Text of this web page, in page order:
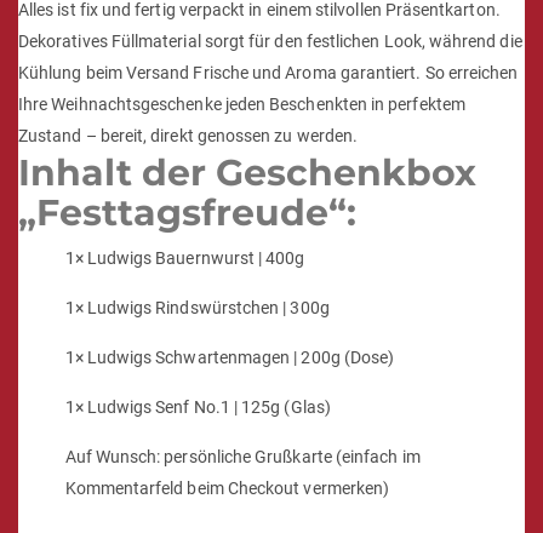
Alles ist fix und fertig verpackt in einem stilvollen Präsentkarton.
Dekoratives Füllmaterial sorgt für den festlichen Look, während die
Kühlung beim Versand Frische und Aroma garantiert. So erreichen
Ihre Weihnachtsgeschenke jeden Beschenkten in perfektem
Zustand – bereit, direkt genossen zu werden.
Inhalt der Geschenkbox
„Festtagsfreude“:
1× Ludwigs Bauernwurst | 400g
1× Ludwigs Rindswürstchen | 300g
1× Ludwigs Schwartenmagen | 200g (Dose)
1× Ludwigs Senf No.1 | 125g (Glas)
Auf Wunsch: persönliche Grußkarte (einfach im
Kommentarfeld beim Checkout vermerken)